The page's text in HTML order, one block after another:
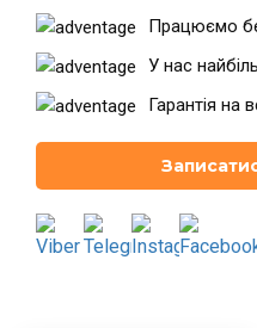
Працюємо
У нас
Гарантія на